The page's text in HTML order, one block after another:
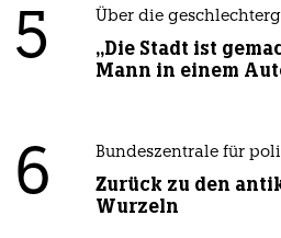
5 Über die
„Die Stadt ist
Mann in einem
6 Bundeszentrale für
Zurück zu den
Wurzeln